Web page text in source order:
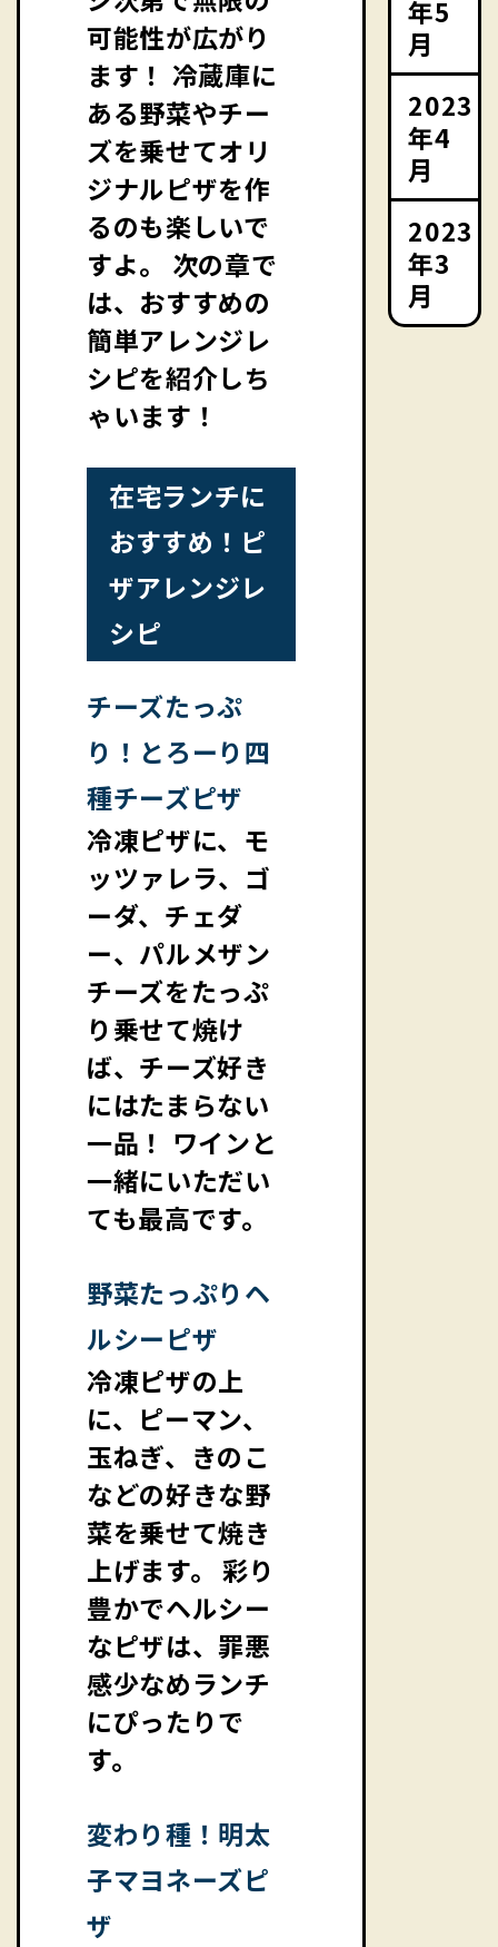
可能性が広がり
ます！ 冷蔵庫に
ある野菜やチー
ズを乗せてオリ
ジナルピザを作
るのも楽しいで
すよ。 次の章で
は、おすすめの
簡単アレンジレ
シピを紹介しち
ゃいます！
在宅ランチに
おすすめ！ピ
ザアレンジレ
シピ
チーズたっぷ
り！とろーり四
種チーズピザ
冷凍ピザに、モ
ッツァレラ、ゴ
ーダ、チェダ
ー、パルメザン
チーズをたっぷ
り乗せて焼け
ば、チーズ好き
にはたまらない
一品！ ワインと
一緒にいただい
ても最高です。
野菜たっぷりヘ
ルシーピザ
冷凍ピザの上
に、ピーマン、
玉ねぎ、きのこ
などの好きな野
菜を乗せて焼き
上げます。 彩り
豊かでヘルシー
なピザは、罪悪
感少なめランチ
にぴったりで
す。
変わり種！明太
子マヨネーズピ
ザ
年5
月
2023
年4
月
2023
年3
月